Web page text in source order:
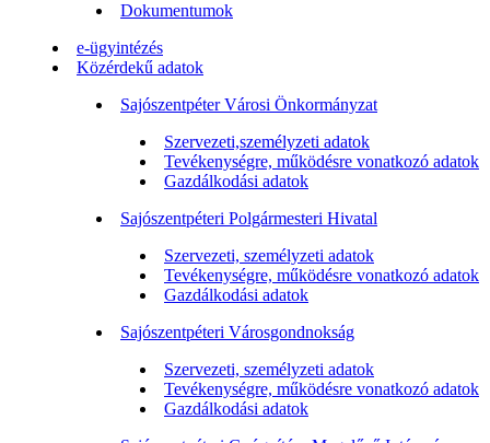
Dokumentumok
e-ügyintézés
Közérdekű adatok
Sajószentpéter Városi Önkormányzat
Szervezeti,személyzeti adatok
Tevékenységre, működésre vonatkozó adatok
Gazdálkodási adatok
Sajószentpéteri Polgármesteri Hivatal
Szervezeti, személyzeti adatok
Tevékenységre, működésre vonatkozó adatok
Gazdálkodási adatok
Sajószentpéteri Városgondnokság
Szervezeti, személyzeti adatok
Tevékenységre, működésre vonatkozó adatok
Gazdálkodási adatok